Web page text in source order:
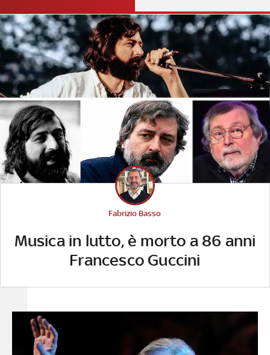
Musica in lutto, è morto a 86 anni
Francesco Guccini
Fabrizio Basso